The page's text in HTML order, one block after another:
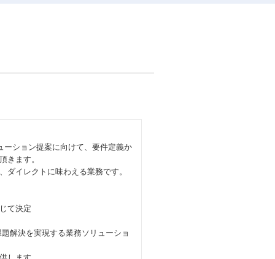
ション提案に向けて、要件定義か
きます。
ダイレクトに味わえる業務です。
て決定
解決を実現する業務ソリューショ